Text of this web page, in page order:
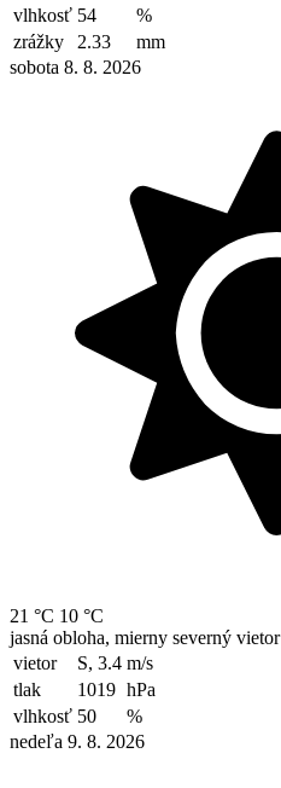
vlhkosť 54
%
zrážky
2.33
mm
sobota 8. 8. 2026
21 °C 10 °C
jasná obloha, mierny severný vietor
vietor
S, 3.4 m/s
tlak
1019 hPa
vlhkosť 50
%
nedeľa 9. 8. 2026